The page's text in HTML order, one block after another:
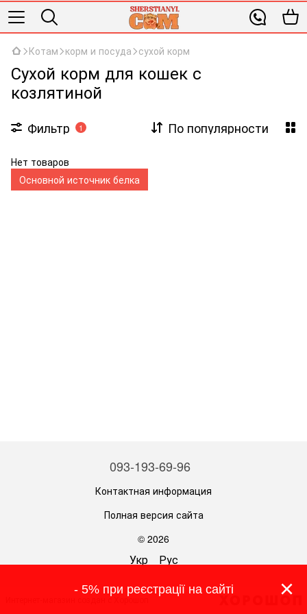
Котам корм и посуда сухой корм
Сухой корм для кошек с
козлятиной
Фильтр 1 По популярности
Нет товаров
Основной источник белка
093-193-69-96
Контактная информация
Полная версия сайта
© 2026
Укр Рус
Интернет-магазин создан с Хорошоп ×
- 5% при реєстрації на сайті